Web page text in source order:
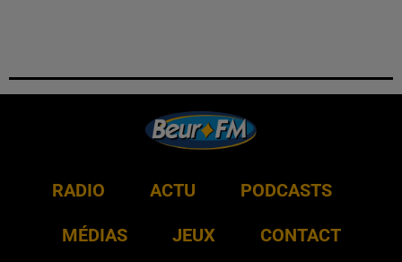
RADIO ACTU PODCASTS
MÉDIAS JEUX CONTACT